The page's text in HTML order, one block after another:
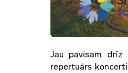
Jau pavisam drīz
repertuārs